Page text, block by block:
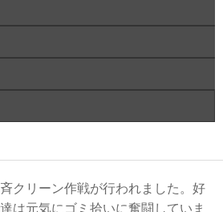
クリーン作戦が行われました。好
は元気にゴミ拾いに奮闘していま